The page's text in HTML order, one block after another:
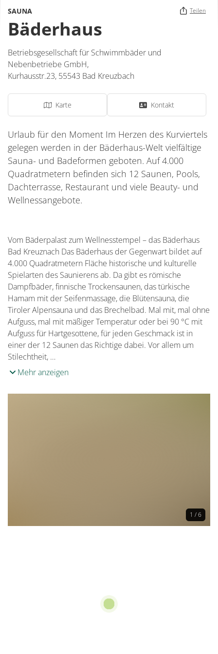
SAUNA Teilen
Bäderhaus
Betriebsgesellschaft für Schwimmbäder und
Nebenbetriebe GmbH,
Kurhausstr.23, 55543 Bad Kreuzbach
Karte Kontakt
Urlaub für den Moment Im Herzen des Kurviertels
gelegen werden in der Bäderhaus-Welt vielfältige
Sauna- und Badeformen geboten. Auf 4.000
Quadratmetern befinden sich 12 Saunen, Pools,
Dachterrasse, Restaurant und viele Beauty- und
Wellnessangebote.
Vom Bäderpalast zum Wellnesstempel – das Bäderhaus
Bad Kreuznach Das Bäderhaus der Gegenwart bildet auf
4.000 Quadratmetern Fläche historische und kulturelle
Spielarten des Saunierens ab. Da gibt es römische
Dampfbäder, finnische Trockensaunen, das türkische
Hamam mit der Seifenmassage, die Blütensauna, die
Tiroler Alpensauna und das Brechelbad. Mal mit, mal ohne
Aufguss, mal mit mäßiger Temperatur oder bei 90 °C mit
Aufguss für Hartgesottene, für jeden Geschmack ist in
einer der 12 Saunen das Richtige dabei. Vor allem um
Stilechtheit, …
Mehr anzeigen
1 / 6